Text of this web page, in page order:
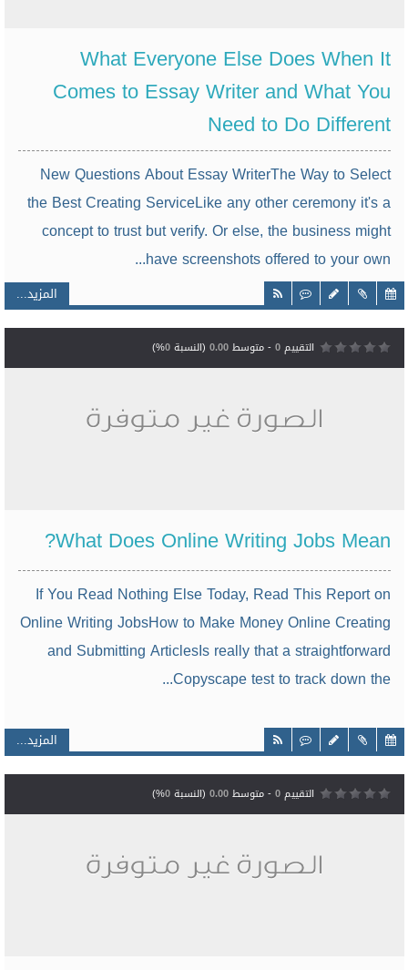
What Everyone Else Does When It
Comes to Essay Writer and What You
Need to Do Different
New Questions About Essay WriterThe Way to Select
the Best Creating ServiceLike any other ceremony it's a
concept to trust but verify. Or else, the business might
have screenshots offered to your own...
المزيد...
What Does Online Writing Jobs Mean?
التقييم0- متوسط0.00(النسبة0
%)
If You Read Nothing Else Today, Read This Report on
Online Writing JobsHow to Make Money Online Creating
and Submitting ArticlesIs really that a straightforward
Copyscape test to track down the...
المزيد...
التقييم0- متوسط0.00(النسبة0
%)